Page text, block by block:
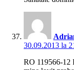
30.09.2013 la
RO 119566-12